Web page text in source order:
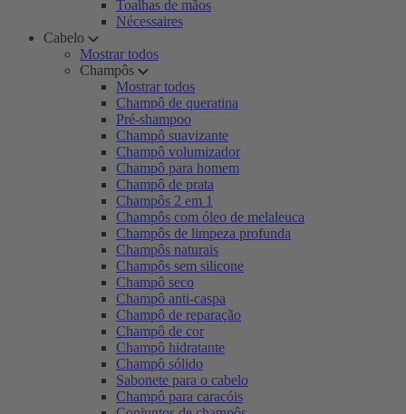
Toalhas de mãos
Nécessaires
Cabelo
Mostrar todos
Champôs
Mostrar todos
Champô de queratina
Pré-shampoo
Champô suavizante
Champô volumizador
Champô para homem
Champô de prata
Champôs 2 em 1
Champôs com óleo de melaleuca
Champôs de limpeza profunda
Champôs naturais
Champôs sem silicone
Champô seco
Champô anti-caspa
Champô de reparação
Champô de cor
Champô hidratante
Champô sólido
Sabonete para o cabelo
Champô para caracóis